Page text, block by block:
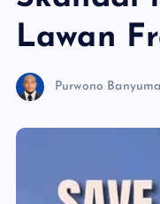
Lawan
Purwono